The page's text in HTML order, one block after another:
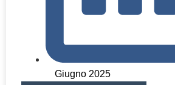
Giugno 2025